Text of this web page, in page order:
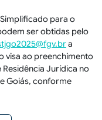
para o
ser obtidas pelo
a
visa ao preenchimento
Jurídica no
Goiás, conforme